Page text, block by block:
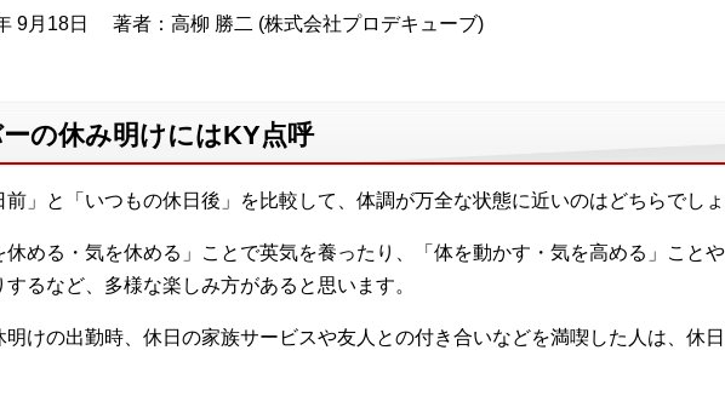
9月18日 著者：高柳 勝二 (株式会社プロデキューブ)
ーの休み明けにはKY点呼
前」と「いつもの休日後」を比較して、体調が万全な状態に近いのはどちらでし
休める・気を休める」ことで英気を養ったり、「体を動かす・気を高める」こと
るなど、多様な楽しみ方があると思います。
明けの出勤時、休日の家族サービスや友人との付き合いなどを満喫した人は、休